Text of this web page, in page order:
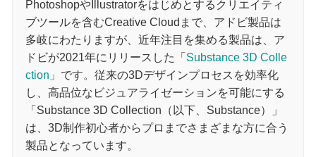
PhotoshopやIllustratorをはじめとするクリエイティ
ブツールを含むCreative Cloudまで、アドビ製品は
多岐にわたりますが、近年注目を集める製品は、ア
ドビが2021年にリリースした「 Substance 3D Colle
ction 」です。従来の3Dデザインプロセスを効率化
し、高品位なビジュアライゼーションを可能にする
「Substance 3D Collection（以下、Substance）」
は、3D制作初心者からプロまでさまざまな方に合う
製品となっています。